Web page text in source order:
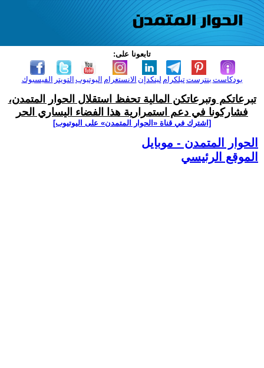
تابعونا على:
الفيسبوك التويتر اليوتيوب الانستغرام لينكدإن تيلكرامبنترست بودكاست
تبرعاتكم وتبرعاتكن المالية تحفظ استقلال الحوار المتمدن،
فشاركونا في دعم استمرارية هذا الفضاء اليساري الحر
[اشترك في قناة ‫«الحوار المتمدن» على اليوتيوب]
الحوار المتمدن - موبايل
الموقع الرئيسي